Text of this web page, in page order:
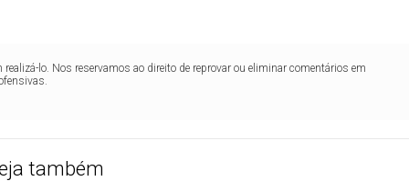
lo. Nos reservamos ao direito de reprovar ou eliminar comentários em
também